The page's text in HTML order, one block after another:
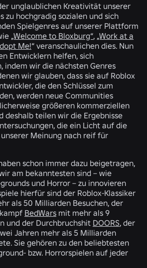
unglaublichen Kreativität unserer
zu hochgradig sozialen und sich
Spielgenres auf unserer Plattform
„Welcome to Bloxburg“, „Work at a
Me!“ veranschaulichen dies. Nun
Entwicklern helfen, sich
indem wir die nächsten Genres
wir glauben, dass sie auf Roblox
die den Schlüssel zum
werden neue Communities
größeren kommerziellen
deshalb teilen wir die Ergebnisse
die ein Licht auf die
Meinung nach reif für
schon immer dazu beigetragen,
am bekanntesten sind – wie
und Horror – zu innovieren
hierfür sind der Roblox-Klassiker
als 50 Milliarden Besuchen, der
BedWars mit mehr als 9
und der Durchbruchshit DOORS, der
Jahren mehr als 5 Milliarden
Sie gehören zu den beliebtesten
bzw. Horrorspielen auf jeder